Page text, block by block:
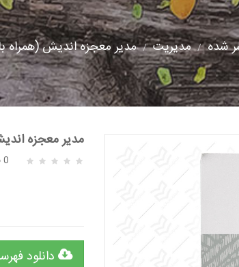
شده مدیریت مدیر معجزه اندیش (همراه
مدیر معجزه
0 نظر
دانلود